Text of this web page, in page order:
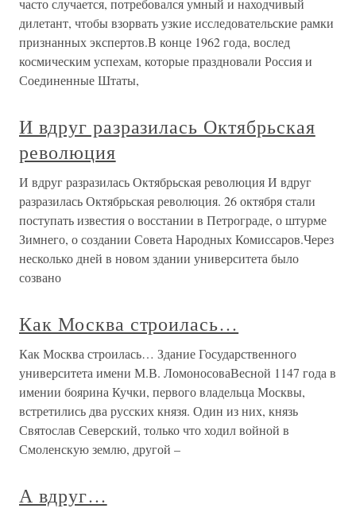
часто случается, потребовался умный и находчивый
дилетант, чтобы взорвать узкие исследовательские рамки
признанных экспертов.В конце 1962 года, вослед
космическим успехам, которые праздновали Россия и
Соединенные Штаты,
И вдруг разразилась Октябрьская
революция
И вдруг разразилась Октябрьская революция И вдруг
разразилась Октябрьская революция. 26 октября стали
поступать известия о восстании в Петрограде, о штурме
Зимнего, о создании Совета Народных Комиссаров.Через
несколько дней в новом здании университета было
созвано
Как Москва строилась…
Как Москва строилась… Здание Государственного
университета имени М.В. ЛомоносоваВесной 1147 года в
имении боярина Кучки, первого владельца Москвы,
встретились два русских князя. Один из них, князь
Святослав Северский, только что ходил войной в
Смоленскую землю, другой –
А вдруг…